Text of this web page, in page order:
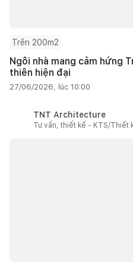
Trên 200m2
Ngôi nhà mang cảm hứng
thiên hiện đại
27/06/2026, lúc 10:00
TNT Architecture
Tư vấn, thiết kế - KTS/Thiết